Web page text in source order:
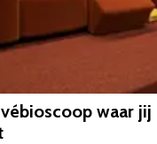
waar jij